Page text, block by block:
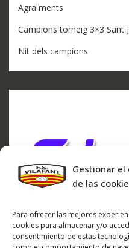
Gestionar
de las
Para ofrecer las mejores
cookies para almacenar y/o
consentimiento de estas
Agraïments
Campions torneig 3×3 Sant
Nit dels campions